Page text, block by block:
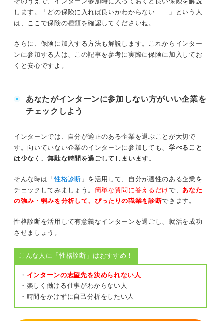
認する必要がある
ンに臨もう！
します。「どの保険に入れば良いかわからない……」という人
は、ここで保険の種類を確認してくださいね。
さらに、保険に加入する方法も解説します。これからインター
ンに参加する人は、この記事を参考に実際に保険に加入してお
くと安心ですよ。
あなたがインターンに参加しない方がいい企業を
チェックしよう
インターンでは、自分が適正のある企業を選ぶことが大切で
す。向いていない企業のインターンに参加しても、 学べること
は少なく、無駄な時間を過ごしてしまいます。
そんな時は「性格診断 」を活用して、自分が適性のある企業を
チェックしてみましょう。 簡単な質問に答えるだけで、あなた
の強み・弱みを分析して、ぴったりの職業を診断できます。
性格診断を活用して有意義なインターンを過ごし、就活を成功
させましょう。
こんな人に「性格診断」はおすすめ！
・ インターンの志望先を決められない人
・楽しく働ける仕事がわからない人
・時間をかけずに自己分析をしたい人
①学生教育研究災害傷害保険（学研災保険）
③民間の保険
法
①大学のキャリアセンターで申し込む
②生協で申し込む
③代理店やネットで申し込む
気を付けよう！ インターンの保険についての3つの注意点
①学研災保険や付帯賠償は大学を介さないと加入できない
②インターン先から保険加入証明書を求められる場合がある
③個人で保険に入る場合はプランをよく確認する必要がある
インターン参加前に保険に入って安心してインターンに臨
もう！